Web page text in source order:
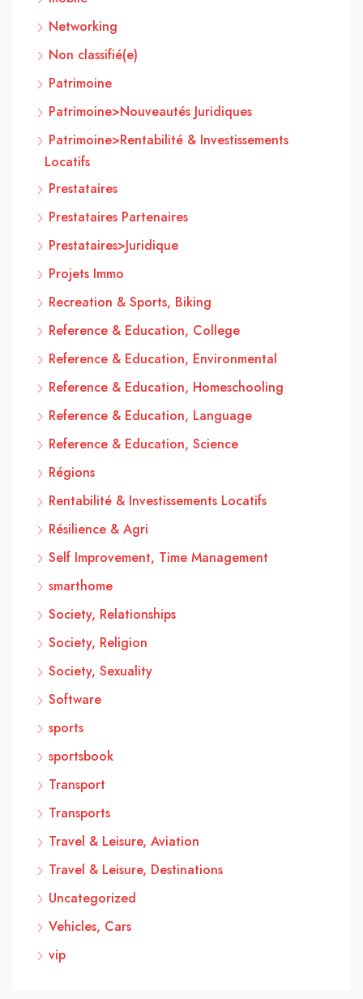
Networking
Non classifié(e)
Patrimoine
Patrimoine>Nouveautés Juridiques
Patrimoine>Rentabilité & Investissements
Locatifs
Prestataires
Prestataires Partenaires
Prestataires>Juridique
Projets Immo
Recreation & Sports, Biking
Reference & Education, College
Reference & Education, Environmental
Reference & Education, Homeschooling
Reference & Education, Language
Reference & Education, Science
Régions
Rentabilité & Investissements Locatifs
Résilience & Agri
Self Improvement, Time Management
smarthome
Society, Relationships
Society, Religion
Society, Sexuality
Software
sports
sportsbook
Transport
Transports
Travel & Leisure, Aviation
Travel & Leisure, Destinations
Uncategorized
Vehicles, Cars
vip